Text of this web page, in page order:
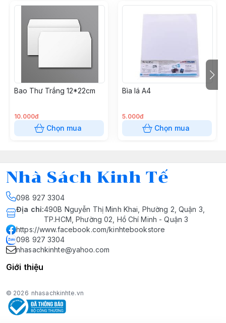
Bao Thư Trắng 12*22cm
10.000đ
Chọn mua
Bìa lá A4
5.000đ
Chọn mua
Nhà Sách Kinh Tế
098 927 3304
Địa chỉ:490B Nguyễn Thị Minh Khai, Phường 2, Quận 3,
TP.HCM, Phường 02, Hồ Chí Minh - Quận 3
https://www.facebook.com/kinhtebookstore
098 927 3304
nhasachkinhte@yahoo.com
Giới thiệu
© 2026 nhasachkinhte.vn